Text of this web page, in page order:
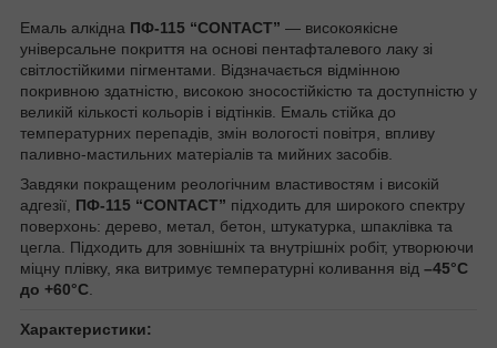
Емаль алкідна ПФ-115 “CONTACT” — високоякісне
універсальне покриття на основі пентафталевого лаку зі
світлостійкими пігментами. Відзначається відмінною
покривною здатністю, високою зносостійкістю та доступністю у
великій кількості кольорів і відтінків. Емаль стійка до
температурних перепадів, змін вологості повітря, впливу
паливно-мастильних матеріалів та мийних засобів.
Завдяки покращеним реологічним властивостям і високій
адгезії, ПФ-115 “CONTACT” підходить для широкого спектру
поверхонь: дерево, метал, бетон, штукатурка, шпаклівка та
цегла. Підходить для зовнішніх та внутрішніх робіт, утворюючи
міцну плівку, яка витримує температурні коливання від –45°C
до +60°C
Характеристики: